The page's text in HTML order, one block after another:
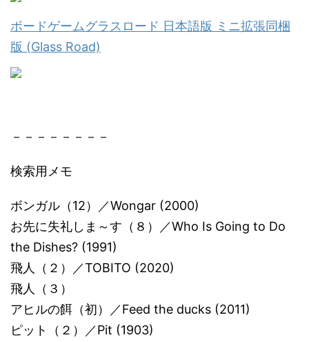
ボードゲームグラスロード 日本語版 ミニ拡張同梱
版 (Glass Road)
－－－－－－－－
検索用メモ
ボンガル（12）／Wongar (2000)
お先に失礼しま～す（８）／Who Is Going to Do
the Dishes? (1991)
飛人（２）／TOBITO (2020)
飛人（３）
アヒルの餌（初）／Feed the ducks (2011)
ピット（２）／Pit (1903)